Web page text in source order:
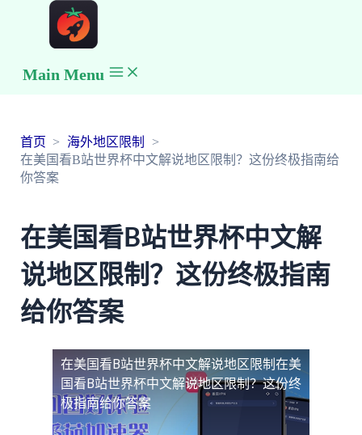
Main Menu
首页
海外地区限制
在美国看B站世界杯中文解说地区限制？这份终极指南给
你答案
在美国看B站世界杯中文解
说地区限制？这份终极指南
给你答案
在美国看B站世界杯中文解说地区限制 在美
国看B站世界杯中文解说地区限制？这份终
极指南给你答案